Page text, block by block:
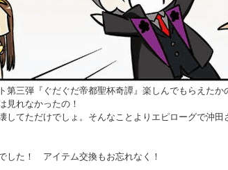
三弾『ぐだぐだ帝都聖杯奇譚』楽しんでもらえた
見れなかったの！
してただけでしょ。そんなことよりエピローグで沖
した！ アイテム交換もお忘れなく！